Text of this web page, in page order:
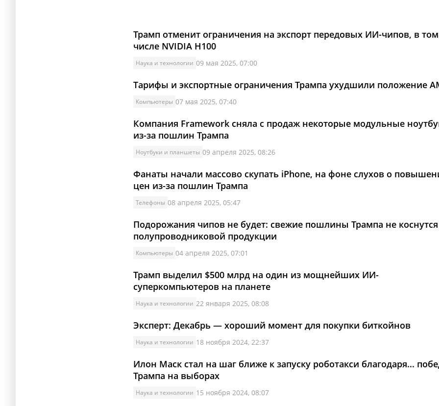
Трамп отменит ограничения на экспорт передовых ИИ-чипов, в том
числе NVIDIA H100
Наука и технологии 09 мая 2025, 07:00
Тарифы и экспортные ограничения Трампа ухудшили положение
Компьютеры 07 мая 2025, 07:40
Компания Framework сняла с продаж некоторые модульные
из-за пошлин Трампа
Ноутбуки и планшеты 09 апреля 2025, 08:26
Фанаты начали массово скупать iPhone, на фоне слухов о
цен из-за пошлин Трампа
Телефоны 08 апреля 2025, 05:47
Подорожания чипов не будет: свежие пошлины Трампа не коснутся
полупроводниковой продукции
Компьютеры 04 апреля 2025, 07:01
Трамп выделил $500 млрд на один из мощнейших ИИ-
суперкомпьютеров на планете
Наука и технологии 22 января 2025, 08:08
Эксперт: Декабрь — хороший момент для покупки биткойнов
Наука и технологии 18 ноября 2024, 22:37
Илон Маск стал на шаг ближе к запуску роботакси благодаря...
Трампа на выборах
Наука и технологии 15 ноября 2024, 08:07